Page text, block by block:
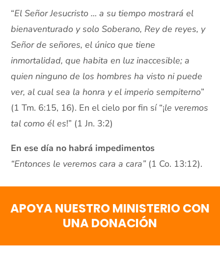
“El Señor Jesucristo … a su tiempo mostrará el
bienaventurado y solo Soberano, Rey de reyes, y
Señor de señores, el único que tiene
inmortalidad, que habita en luz inaccesible; a
quien ninguno de los hombres ha visto ni puede
ver, al cual sea la honra y el imperio sempiterno”
(1 Tm. 6:15, 16). En el cielo por fin sí “¡le veremos
tal como él es!” (1 Jn. 3:2)
En ese día no habrá impedimentos
“Entonces le veremos cara a cara”(1 Co. 13:12).
APOYA NUESTRO MINISTERIO CON
UNA DONACIÓN